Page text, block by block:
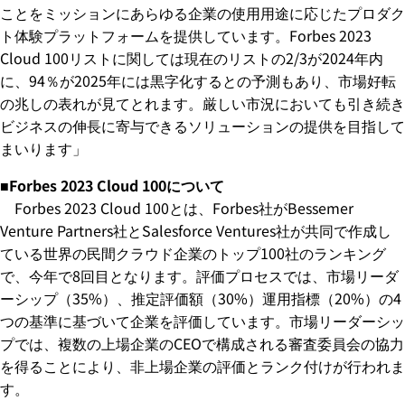
ことをミッションにあらゆる企業の使用用途に応じたプロダク
ト体験プラットフォームを提供しています。Forbes 2023
Cloud 100リストに関しては現在のリストの2/3が2024年内
に、94％が2025年には黒字化するとの予測もあり、市場好転
の兆しの表れが見てとれます。厳しい市況においても引き続き
ビジネスの伸長に寄与できるソリューションの提供を目指して
まいります」
■Forbes 2023 Cloud 100について
Forbes 2023 Cloud 100とは、Forbes社がBessemer
Venture Partners社とSalesforce Ventures社が共同で作成し
ている世界の民間クラウド企業のトップ100社のランキング
で、今年で8回目となります。評価プロセスでは、市場リーダ
ーシップ（35%）、推定評価額（30%）運用指標（20%）の4
つの基準に基づいて企業を評価しています。市場リーダーシッ
プでは、複数の上場企業のCEOで構成される審査委員会の協力
を得ることにより、非上場企業の評価とランク付けが行われま
す。